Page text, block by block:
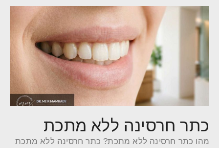
כתר חרסינה ללא מתכת
מהו כתר חרסינה ללא מתכת? כתר חרסינה ללא מתכת